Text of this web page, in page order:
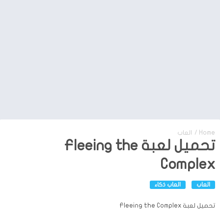
Home
/ العاب
تحميل لعبة Fleeing the
Complex
العاب العاب ذكاء
تحميل لعبة Fleeing the Complex